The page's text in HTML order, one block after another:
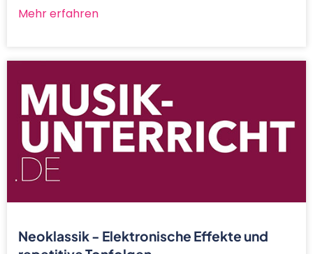
Mehr erfahren
Neoklassik - Elektronische Effekte und